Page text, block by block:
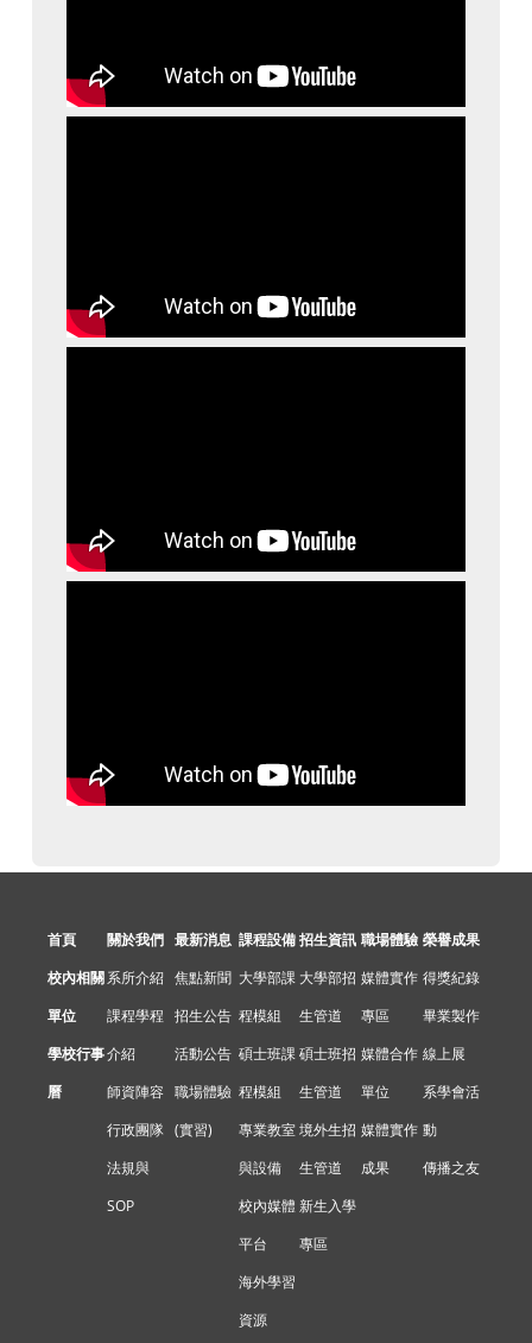
首頁
校內相關
單位
學校行事
曆
關於我們
系所介紹
課程學程
介紹
師資陣容
行政團隊
法規與
SOP
最新消息
焦點新聞
招生公告
活動公告
職場體驗
(實習)
課程設備
大學部課
程模組
碩士班課
程模組
專業教室
與設備
校內媒體
平台
海外學習
資源
招生資訊
大學部招
生管道
碩士班招
生管道
境外生招
生管道
新生入學
專區
職場體驗
媒體實作
專區
媒體合作
單位
媒體實作
成果
榮譽成果
得獎紀錄
畢業製作
線上展
系學會活
動
傳播之友